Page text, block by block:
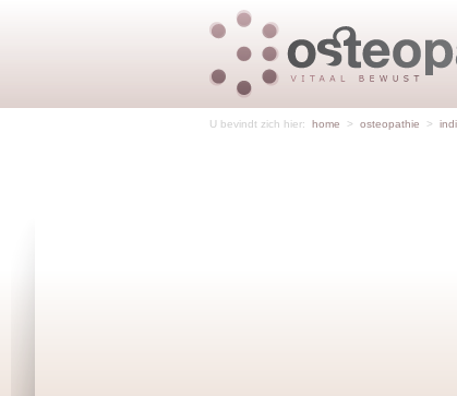
U bevindt zich hier: home > osteopathie >